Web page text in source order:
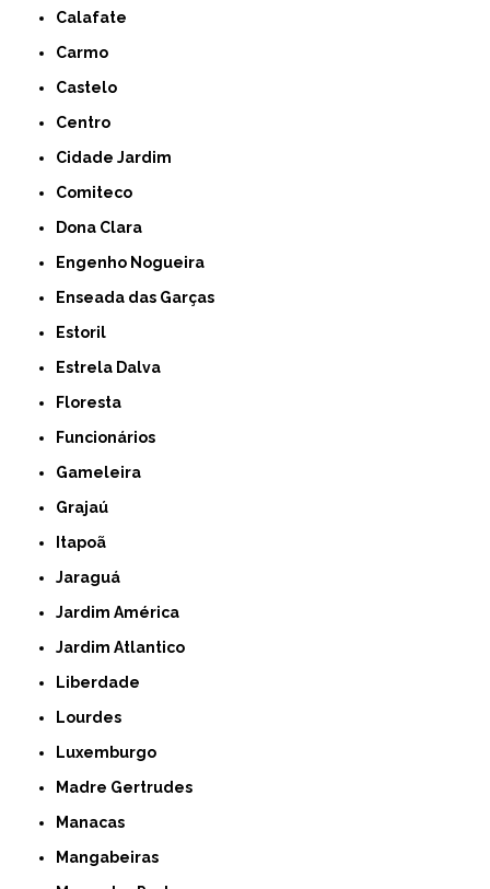
Calafate
Carmo
Castelo
Centro
Cidade Jardim
Comiteco
Dona Clara
Engenho Nogueira
Enseada das Garças
Estoril
Estrela Dalva
Floresta
Funcionários
Gameleira
Grajaú
Itapoã
Jaraguá
Jardim América
Jardim Atlantico
Liberdade
Lourdes
Luxemburgo
Madre Gertrudes
Manacas
Mangabeiras